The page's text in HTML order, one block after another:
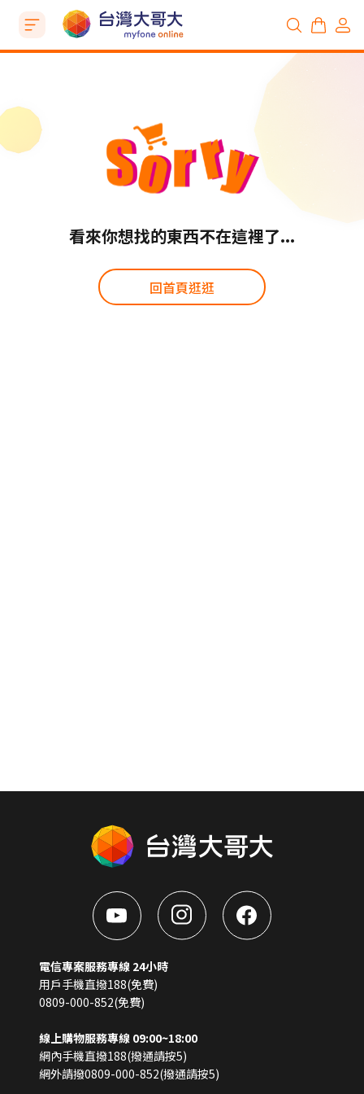
看來你想找的東西不在這裡了...
回首頁逛逛
電信專案服務專線 24小時
用戶手機直撥188(免費)
0809-000-852(免費)
線上購物服務專線 09:00~18:00
網內手機直撥188(撥通請按5)
網外請撥0809-000-852(撥通請按5)